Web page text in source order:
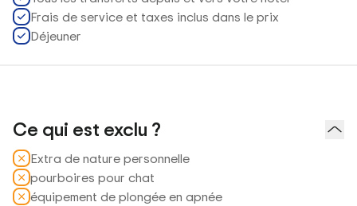
Frais de service et taxes inclus dans le prix
Déjeuner
Ce qui est exclu ?
Extra de nature personnelle
pourboires pour chat
équipement de plongée en apnée